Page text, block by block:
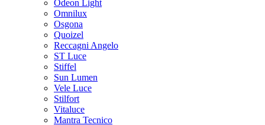
Odeon Light
Omnilux
Osgona
Quoizel
Reccagni Angelo
ST Luce
Stiffel
Sun Lumen
Vele Luce
Stilfort
Vitaluce
Mantra Tecnico